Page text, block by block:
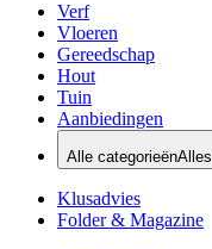
Verf
Vloeren
Gereedschap
Hout
Tuin
Aanbiedingen
Alle categorieënAlles
Klusadvies
Folder & Magazine